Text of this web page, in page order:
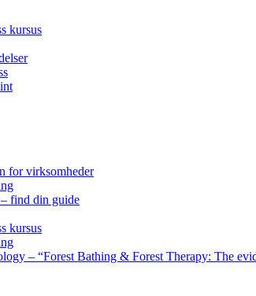
kursus
for virksomheder
find din guide
kursus
– “Forest Bathing & Forest Therapy: The